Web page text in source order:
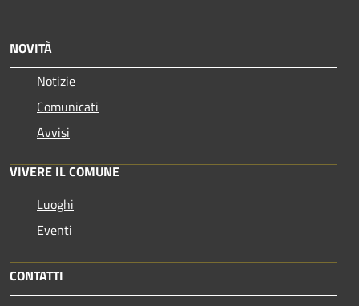
NOVITÀ
Notizie
Comunicati
Avvisi
VIVERE IL COMUNE
Luoghi
Eventi
CONTATTI